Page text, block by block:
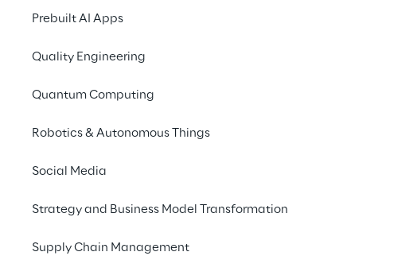
Prebuilt AI Apps
Quality Engineering
Quantum Computing
Robotics & Autonomous Things
Social Media
Strategy and Business Model Transformation
Supply Chain Management
Nachhaltige Logistik
Omnichannel-Logistik und Resilienz der Supply Chain